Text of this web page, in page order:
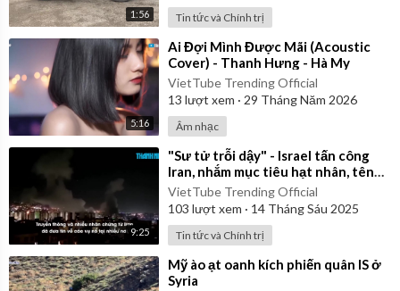
1:56 Tin tức và Chính trị
5:16
⁣Ai Đợi Mình Được Mãi (Acoustic
Cover) - Thanh Hưng - Hà My
VietTube Trending Official
13 lượt xem · 29 Tháng Năm 2026
Âm nhạc
9:25
⁣"Sư tử trỗi dậy" - Israel tấn công
Iran, nhắm mục tiêu hạt nhân, tên
lửa, chỉ huy
VietTube Trending Official
103 lượt xem · 14 Tháng Sáu 2025
Tin tức và Chính trị
⁣Mỹ ào ạt oanh kích phiến quân IS ở
Syria